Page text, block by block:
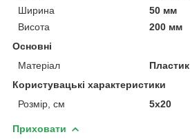
Ширина
50 мм
Висота
200 мм
Основні
Матеріал
Пластик
Користувацькі характеристики
Розмір, см
5х20
Приховати